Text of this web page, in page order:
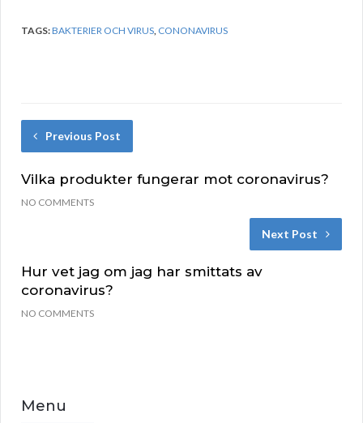
TAGS:BAKTERIER OCH VIRUS, CONONAVIRUS
Previous Post
Vilka produkter fungerar mot coronavirus?
NO COMMENTS
Next Post
Hur vet jag om jag har smittats av
coronavirus?
NO COMMENTS
Menu